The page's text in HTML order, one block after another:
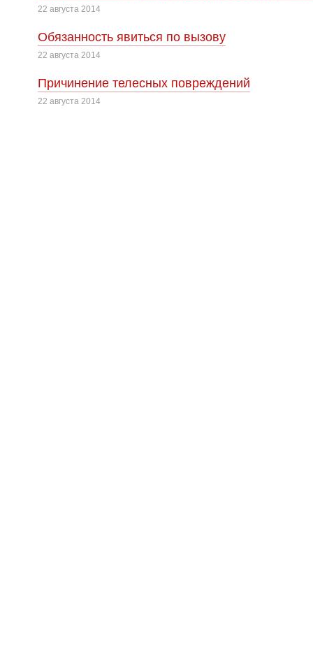
22 августа 2014
Обязанность явиться по вызову
22 августа 2014
Причинение телесных повреждений
22 августа 2014